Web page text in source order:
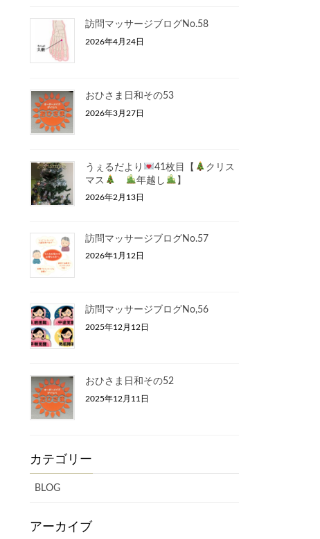
訪問マッサージブログNo.58
2026年4月24日
おひさま日和その53
2026年3月27日
うぇるだより 41枚目【
クリス
マス
年越し 】
2026年2月13日
訪問マッサージブログNo.57
2026年1月12日
訪問マッサージブログNo,56
2025年12月12日
おひさま日和その52
2025年12月11日
カテゴリー
BLOG
アーカイブ